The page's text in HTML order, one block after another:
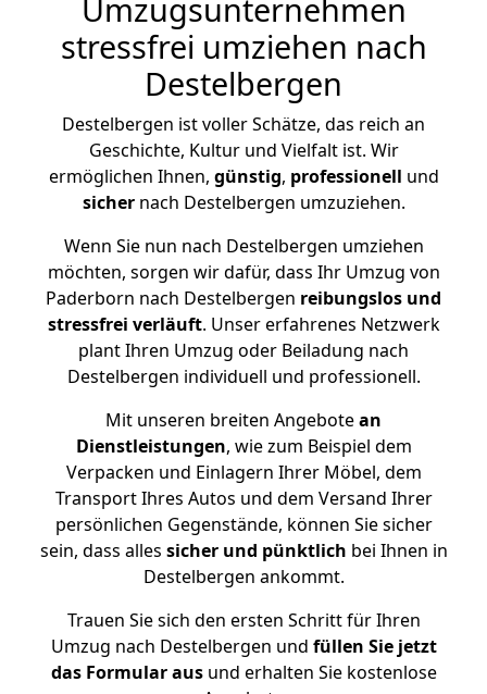
Umzugsunternehmen
stressfrei umziehen nach
Destelbergen
Destelbergen ist voller Schätze, das reich an
Geschichte, Kultur und Vielfalt ist. Wir
ermöglichen Ihnen, günstig, professionell und
sichernach Destelbergen umzuziehen.
Wenn Sie nun nach Destelbergen umziehen
möchten, sorgen wir dafür, dass Ihr Umzug von
Paderborn nach Destelbergen reibungslos und
stressfrei verläuft. Unser erfahrenes Netzwerk
plant Ihren Umzug oder Beiladung nach
Destelbergen individuell und professionell.
Mit unseren breiten Angebotean
Dienstleistungen, wie zum Beispiel dem
Verpacken und Einlagern Ihrer Möbel, dem
Transport Ihres Autos und dem Versand Ihrer
persönlichen Gegenstände, können Sie sicher
sein, dass alles sicher und pünktlich bei Ihnen in
Destelbergen ankommt.
Trauen Sie sich den ersten Schritt für Ihren
Umzug nach Destelbergen und füllen Sie jetzt
das Formular ausund erhalten Sie kostenlose